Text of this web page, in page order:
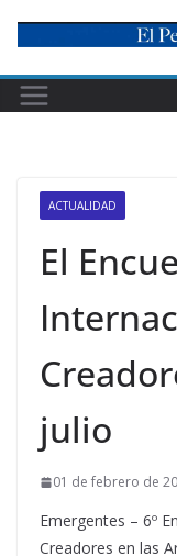
content
ACTUALIDAD
El
julio
01 de febrero de
Emergentes – 6º
Creadores en las